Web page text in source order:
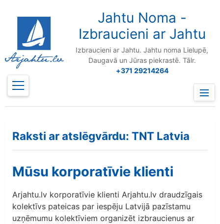
Jahtu Noma -
Izbraucieni ar Jahtu
Izbraucieni ar Jahtu. Jahtu noma Lielupē,
Daugavā un Jūras piekrastē. Tālr.
+371 29214264
Menu
Raksti ar atslēgvārdu: TNT Latvia
Mūsu korporatīvie klienti
Arjahtu.lv korporatīvie klienti Arjahtu.lv draudzīgais
kolektīvs pateicas par iespēju Latvijā pazīstamu
uzņēmumu kolektīviem organizēt izbraucienus ar